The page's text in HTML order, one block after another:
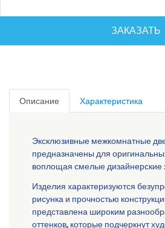
ЗАКАЗАТЬ
Описание Характеристика
Эксклюзивные межкомнатные
предназначены для
воплощая смелые
Изделия характеризуются
рисунка и прочностью
представлена широким
оттенков, которые подчеркнут